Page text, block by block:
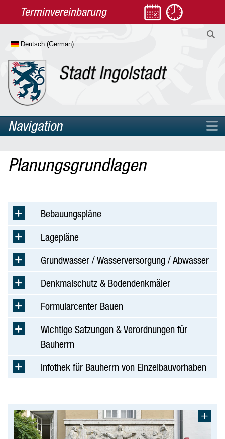
Terminvereinbarung
Navigation
Rathaus
Service
Bürgerservice
Lebenslagen
Heiraten in Ingolstadt
Notfall & Lebenskrise
Schwangerschaft & Geburt
Tod & Sterbefall
Leitfaden für Veranstalter
Planungsgrundlagen
Bebauungspläne
Lagepläne
Grundwasser / Wasserversorgung / Abwasser
Denkmalschutz & Bodendenkmäler
Formularcenter Bauen
Wichtige Satzungen & Verordnungen für
Bauherrn
Infothek für Bauherrn von Einzelbauvorhaben